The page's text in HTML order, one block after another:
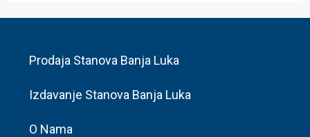
Prodaja Stanova Banja Luka
Izdavanje Stanova Banja Luka
O Nama